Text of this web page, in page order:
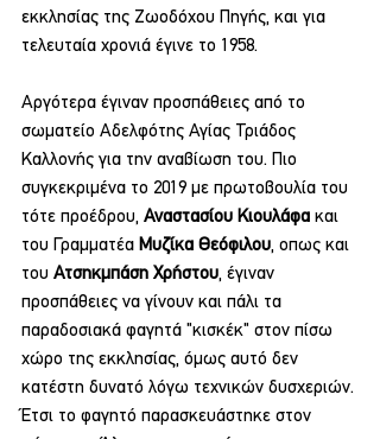
εκκλησίας της Ζωοδόχου Πηγής, και για
τελευταία χρονιά έγινε το 1958.
Αργότερα έγιναν προσπάθειες από το
σωματείο Αδελφότης Αγίας Τριάδος
Καλλονής για την αναβίωση του. Πιο
συγκεκριμένα το 2019 με πρωτοβουλία του
τότε προέδρου, Αναστασίου Κιουλάφα και
του Γραμματέα Μυζίκα Θεόφιλου, οπως και
του Ατσηκμπάση Χρήστου, έγιναν
προσπάθειες να γίνουν και πάλι τα
παραδοσιακά φαγητά "κισκέκ" στον πίσω
χώρο της εκκλησίας, όμως αυτό δεν
κατέστη δυνατό λόγω τεχνικών δυσχεριών.
Έτσι το φαγητό παρασκευάστηκε στον